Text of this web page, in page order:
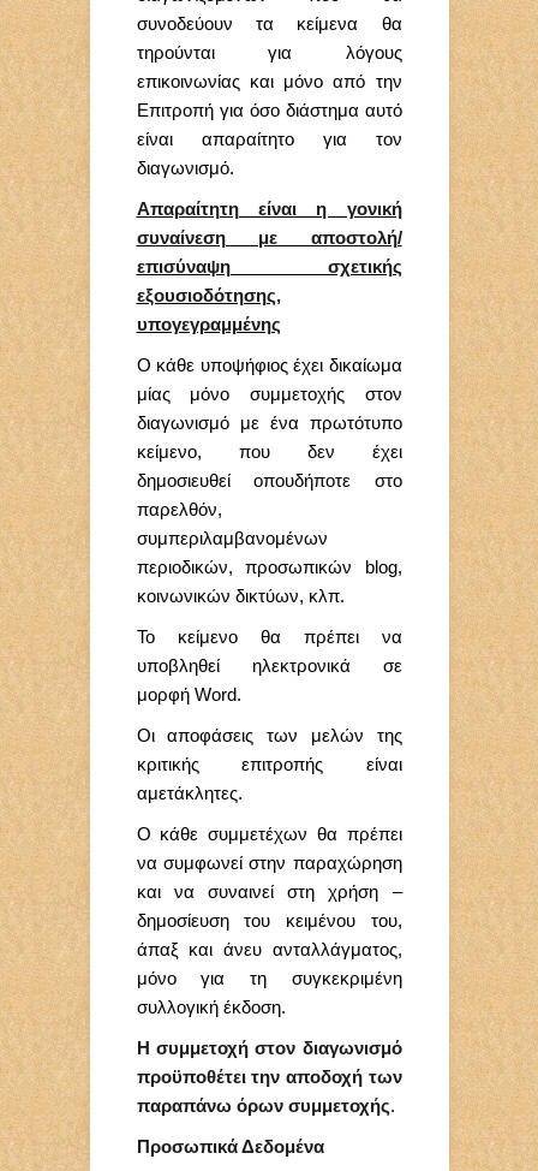
συνοδεύουν τα κείμενα θα
τηρούνται για λόγους
επικοινωνίας και μόνο από την
Επιτροπή για όσο διάστημα αυτό
είναι απαραίτητο για τον
διαγωνισμό.
Απαραίτητη είναι η γονική
συναίνεση με αποστολή/
επισύναψη σχετικής
εξουσιοδότησης,
υπογεγραμμένης
Ο κάθε υποψήφιος έχει δικαίωμα
μίας μόνο συμμετοχής στον
διαγωνισμό με ένα πρωτότυπο
κείμενο, που δεν έχει
δημοσιευθεί οπουδήποτε στο
παρελθόν,
συμπεριλαμβανομένων
περιοδικών, προσωπικών blog,
κοινωνικών δικτύων, κλπ.
Το κείμενο θα πρέπει να
υποβληθεί ηλεκτρονικά σε
μορφή Word.
Οι αποφάσεις των μελών της
κριτικής επιτροπής είναι
αμετάκλητες.
Ο κάθε συμμετέχων θα πρέπει
να συμφωνεί στην παραχώρηση
και να συναινεί στη χρήση –
δημοσίευση του κειμένου του,
άπαξ και άνευ ανταλλάγματος,
μόνο για τη συγκεκριμένη
συλλογική έκδοση.
Η συμμετοχή στον διαγωνισμό
προϋποθέτει την αποδοχή των
παραπάνω όρων συμμετοχής.
Προσωπικά Δεδομένα